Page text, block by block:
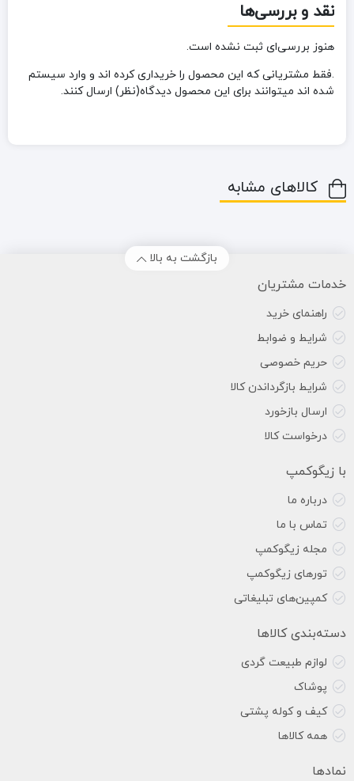
نقد و بررسی‌ها
هنوز بررسی‌ای ثبت نشده است.
.فقط مشتریانی که این محصول را خریداری کرده اند و وارد سیستم
شده اند میتوانند برای این محصول دیدگاه(نظر) ارسال کنند.
کالاهای مشابه
بازگشت به بالا
خدمات مشتریان
راهنمای خرید
شرایط و ضوابط
حریم خصوصی
شرایط بازگرداندن کالا
ارسال بازخورد
درخواست کالا
با زیگوکمپ
درباره ما
تماس با ما
مجله زیگوکمپ
تورهای زیگوکمپ
کمپین‌های تبلیغاتی
دسته‌بندی کالاها
لوازم طبیعت گردی
پوشاک
کیف و کوله پشتی
همه کالاها
نمادها